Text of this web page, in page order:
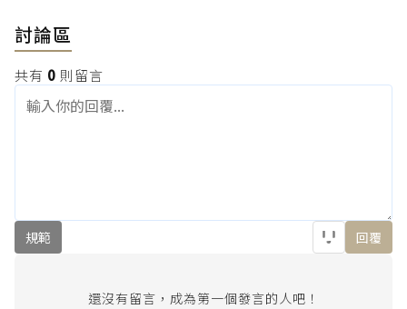
討論區
共有 0 則留言
規範 回覆
還沒有留言，成為第一個發言的人吧！